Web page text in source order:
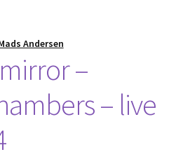
Andersen
–
– live